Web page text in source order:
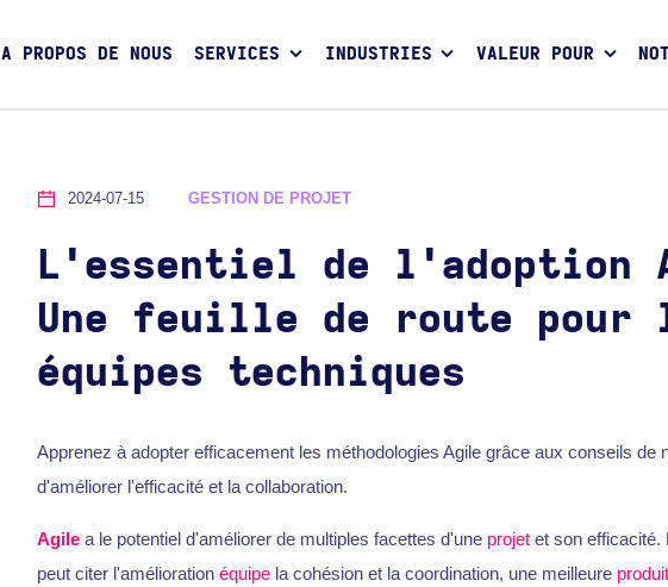
A PROPOS DE NOUS SERVICES INDUSTRIES VALEUR POUR
2024-07-15 GESTION DE PROJET
L'essentiel de l'adoption
Une feuille de route pour
équipes techniques
Apprenez à adopter efficacement les méthodologies Agile grâce aux conseils de
d'améliorer l'efficacité et la collaboration.
Agilea le potentiel d'améliorer de multiples facettes d'une projetet son efficacité.
peut citer l'amélioration équipela cohésion et la coordination, une meilleure produit